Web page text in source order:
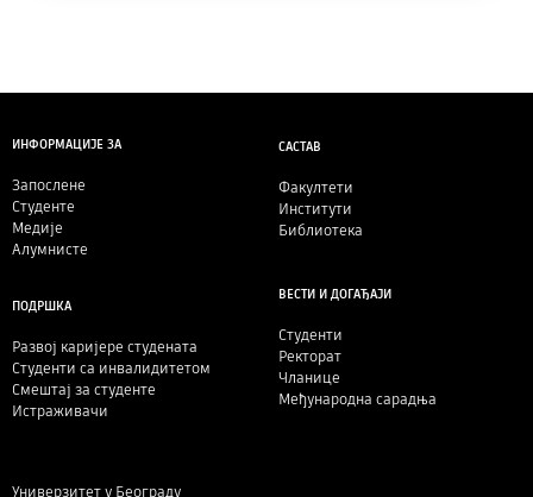
ИНФОРМАЦИЈЕ ЗА
Запослене
Студенте
Медије
Алумнисте
САСТАВ
Факултети
Институти
Библиотека
ПОДРШКА
Развој каријере студената
Студенти са инвалидитетом
Смештај за студенте
Истраживачи
ВЕСТИ И ДОГАЂАЈИ
Студенти
Ректорат
Чланице
Међународна сарадња
Универзитет у Београду